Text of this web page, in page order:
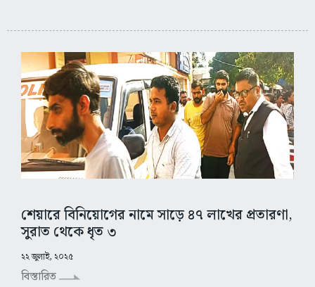
শেয়ারে বিনিয়োগের নামে সাড়ে ৪৭ লাখের প্রতারণা,
সুরাত থেকে ধৃত ৩
২২ জুলাই, ২০২৫
বিস্তারিত